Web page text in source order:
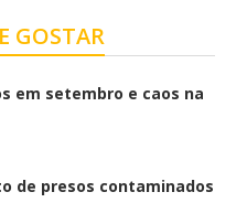
GOSTAR
em setembro e caos na
de presos contaminados